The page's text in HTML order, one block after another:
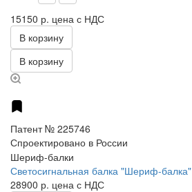
15150 р. цена с НДС
В корзину
В корзину
Патент № 225746
Спроектировано в России
Шериф-балки
Светосигнальная балка "Шериф-балка"
28900 р. цена с НДС